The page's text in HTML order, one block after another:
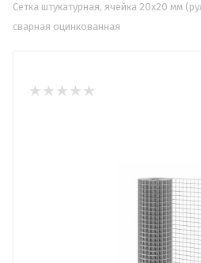
Сетка штукатурная, ячейка 20х20 мм
сварная оцинкованная